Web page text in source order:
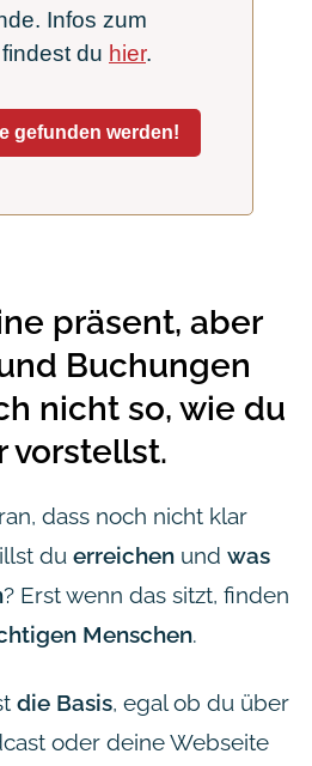
Infos zum
du hier.
gefunden werden!
präsent, aber
Buchungen
nicht so, wie du
vorstellst.
dass noch nicht klar
du erreichen und was
? Erst wenn das sitzt, finden
Menschen.
die Basis, egal ob du über
oder deine Webseite